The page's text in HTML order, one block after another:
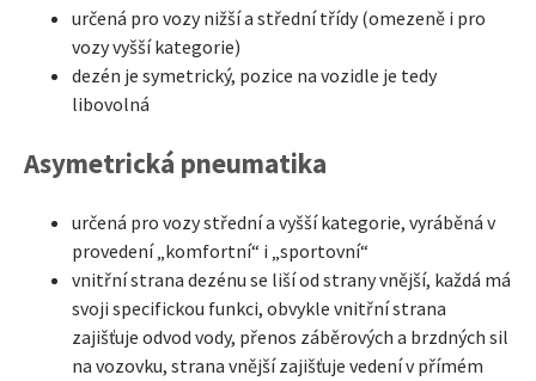
určená pro vozy nižší a střední třídy (omezeně i pro
vozy vyšší kategorie)
dezén je symetrický, pozice na vozidle je tedy
libovolná
Asymetrická pneumatika
určená pro vozy střední a vyšší kategorie, vyráběná v
provedení „komfortní“ i „sportovní“
vnitřní strana dezénu se liší od strany vnější, každá má
svoji specifickou funkci, obvykle vnitřní strana
zajišťuje odvod vody, přenos záběrových a brzdných sil
na vozovku, strana vnější zajišťuje vedení v přímém